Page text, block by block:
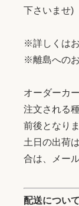
下さいませ)
※詳しくはお
※離島への
オーダーカ
注文される
前後となりま
土日の出荷
合は、メー
配送について